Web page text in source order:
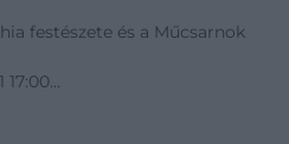
festészete és a Műcsarnok
17:00